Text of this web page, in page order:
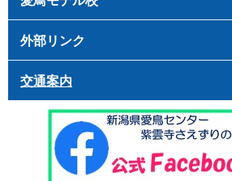
外部リンク
交通案内